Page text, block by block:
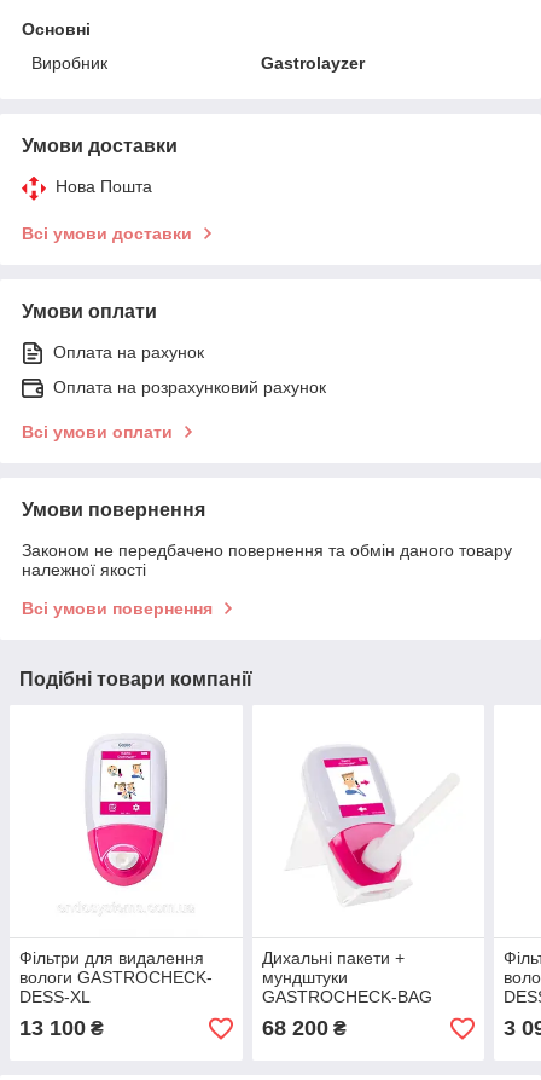
Основні
Виробник
Gastrolayzer
Умови доставки
Нова Пошта
Всі умови доставки
Умови оплати
Оплата на рахунок
Оплата на розрахунковий рахунок
Всі умови оплати
Умови повернення
Законом не передбачено повернення та обмін даного товару
належної якості
Всі умови повернення
Подібні товари компанії
Фільтри для видалення
вологи GASTROCHECK-
DESS-XL
13 100 ₴
Дихальні пакети +
мундштуки
GASTROCHECK-BAG
68 200₴ 3